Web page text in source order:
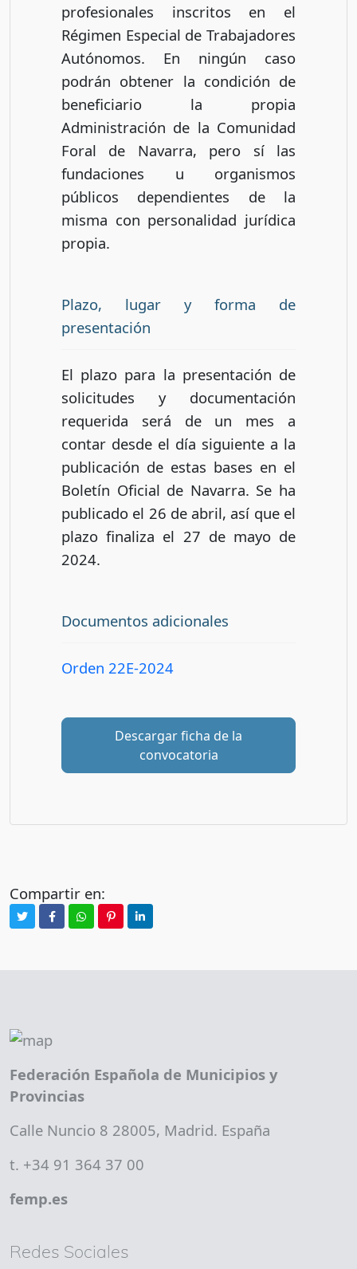
profesionales inscritos en el
Régimen Especial de Trabajadores
Autónomos. En ningún caso
podrán obtener la condición de
beneficiario la propia
Administración de la Comunidad
Foral de Navarra, pero sí las
fundaciones u organismos
públicos dependientes de la
misma con personalidad jurídica
propia.
Plazo, lugar y forma de
presentación
El plazo para la presentación de
solicitudes y documentación
requerida será de un mes a
contar desde el día siguiente a la
publicación de estas bases en el
Boletín Oficial de Navarra. Se ha
publicado el 26 de abril, así que el
plazo finaliza el 27 de mayo de
2024.
Documentos adicionales
Orden 22E-2024
Descargar ficha de la
convocatoria
Compartir en:
Federación Española de Municipios y
Provincias
Calle Nuncio 8 28005, Madrid. España
t. +34 91 364 37 00
femp.es
Redes Sociales